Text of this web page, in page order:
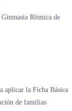
Rítmica de